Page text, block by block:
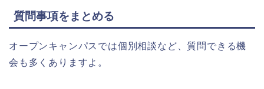
質問事項をまとめる
オープンキャンパスでは個別相談など、質問できる機
会も多くありますよ。